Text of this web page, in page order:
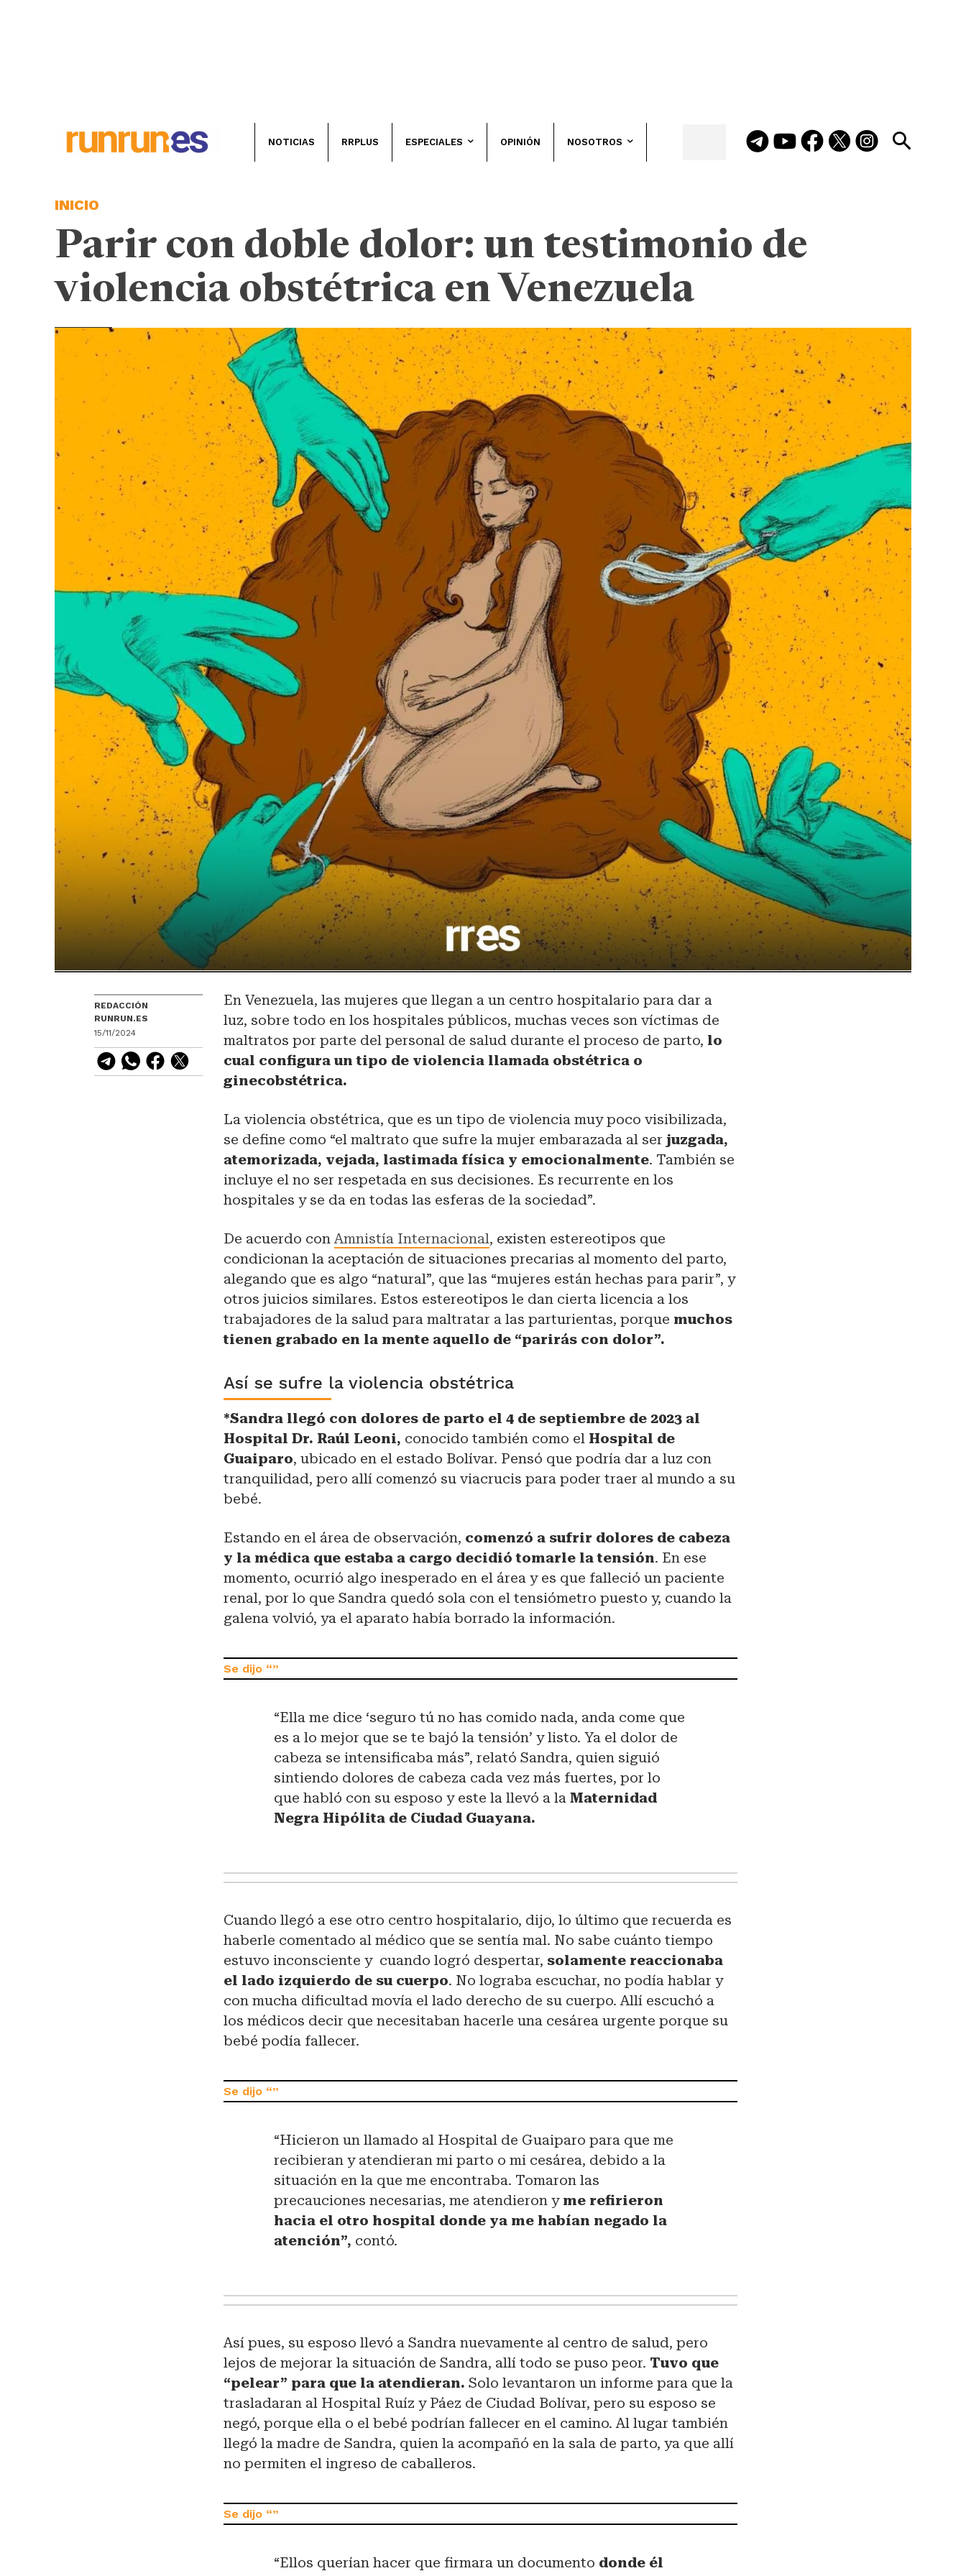
NOTICIAS RRPLUS ESPECIALES OPINIÓN NOSOTROS
INICIO
Parir con doble dolor: un testimonio de
violencia obstétrica en Venezuela
REDACCIÓN
RUNRUN.ES
15/11/2024
En Venezuela, las mujeres que llegan a un centro hospitalario para dar a
luz, sobre todo en los hospitales públicos, muchas veces son víctimas de
maltratos por parte del personal de salud durante el proceso de parto, lo
cual configura un tipo de violencia llamada obstétrica o
ginecobstétrica.
La violencia obstétrica, que es un tipo de violencia muy poco visibilizada,
se define como “el maltrato que sufre la mujer embarazada al serjuzgada,
atemorizada, vejada, lastimada física y emocionalmente. También se
incluye el no ser respetada en sus decisiones. Es recurrente en los
hospitales y se da en todas las esferas de la sociedad”.
De acuerdo conAmnistía Internacional, existen estereotipos que
condicionan la aceptación de situaciones precarias al momento del parto,
alegando que es algo “natural”, que las “mujeres están hechas para parir”, y
otros juicios similares. Estos estereotipos le dan cierta licencia a los
trabajadores de la salud para maltratar a las parturientas, porque muchos
tienen grabado en la mente aquello de “parirás con dolor”.
Así se sufre la violencia obstétrica
*Sandra llegó con dolores de parto el 4 de septiembre de 2023 al
Hospital Dr. Raúl Leoni​, conocido también como el Hospital de
Guaiparo, ubicado en el estado Bolívar. Pensó que podría dar a luz con
tranquilidad, pero allí comenzó su viacrucis para poder traer al mundo a su
bebé.
Estando en el área de observación, comenzó a sufrir dolores de cabeza
y la médica que estaba a cargo decidió tomarle la tensión. En ese
momento, ocurrió algo inesperado en el área y es que falleció un paciente
renal, por lo que Sandra quedó sola con el tensiómetro puesto y, cuando la
galena volvió, ya el aparato había borrado la información.
“Ella me dice ‘seguro tú no has comido nada, anda come que
es a lo mejor que se te bajó la tensión’ y listo. Ya el dolor de
cabeza se intensificaba más”, relató Sandra, quien siguió
sintiendo dolores de cabeza cada vez más fuertes, por lo
que habló con su esposo y este la llevó a laMaternidad
Negra Hipólita de Ciudad Guayana.
Cuando llegó a ese otro centro hospitalario, dijo, lo último que recuerda es
haberle comentado al médico que se sentía mal. No sabe cuánto tiempo
estuvo inconsciente y cuando logró despertar, solamente reaccionaba
el lado izquierdo de su cuerpo. No lograba escuchar, no podía hablar y
con mucha dificultad movía el lado derecho de su cuerpo. Allí escuchó a
los médicos decir que necesitaban hacerle una cesárea urgente porque su
bebé podía fallecer.
“Hicieron un llamado al Hospital de Guaiparo para que me
recibieran y atendieran mi parto o mi cesárea, debido a la
situación en la que me encontraba. Tomaron las
precauciones necesarias, me atendieron yme refirieron
hacia el otro hospital donde ya me habían negado la
atención”, contó.
Así pues, su esposo llevó a Sandra nuevamente al centro de salud, pero
lejos de mejorar la situación de Sandra, allí todo se puso peor. Tuvo que
“pelear” para que la atendieran. Solo levantaron un informe para que la
trasladaran al Hospital Ruíz y Páez de Ciudad Bolívar, pero su esposo se
negó, porque ella o el bebé podrían fallecer en el camino. Al lugar también
llegó la madre de Sandra, quien la acompañó en la sala de parto, ya que allí
no permiten el ingreso de caballeros.
“Ellos querían hacer que firmara un documento donde él